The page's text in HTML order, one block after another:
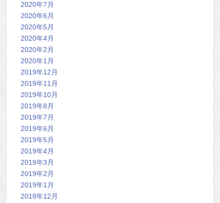
2020年7月
2020年6月
2020年5月
2020年4月
2020年2月
2020年1月
2019年12月
2019年11月
2019年10月
2019年8月
2019年7月
2019年6月
2019年5月
2019年4月
2019年3月
2019年2月
2019年1月
2018年12月